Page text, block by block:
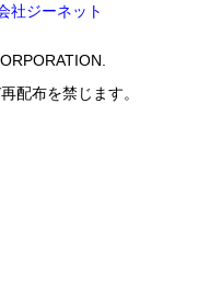
社ジーネット
配布を禁じます。